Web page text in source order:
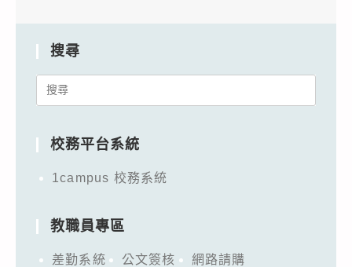
搜尋
Search
校務平台系統
1campus 校務系統
教職員專區
差勤系統 公文簽核
網路請購